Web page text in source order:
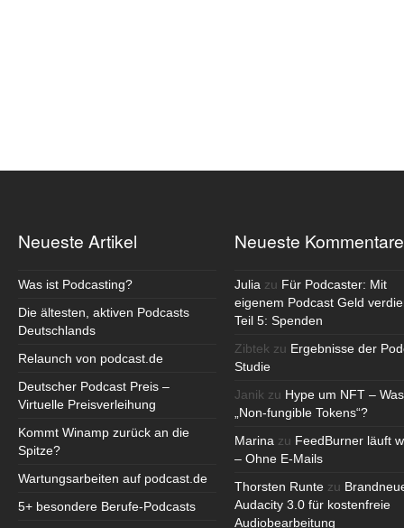
Neueste Artikel
Was ist Podcasting?
Die ältesten, aktiven Podcasts
Deutschlands
Relaunch von podcast.de
Deutscher Podcast Preis –
Virtuelle Preisverleihung
Kommt Winamp zurück an die
Spitze?
Wartungsarbeiten auf podcast.de
5+ besondere Berufe-Podcasts
Neueste Kommentare
Julia zu Für Podcaster: Mit
eigenem Podcast Geld
Teil 5: Spenden
Zibtek zu Ergebnisse der
Studie
Janik zu Hype um NFT –
„Non-fungible Tokens“?
Marina zu FeedBurner läuft
– Ohne E-Mails
Thorsten Runte zu
Audacity 3.0 für kostenfreie
Audiobearbeitung